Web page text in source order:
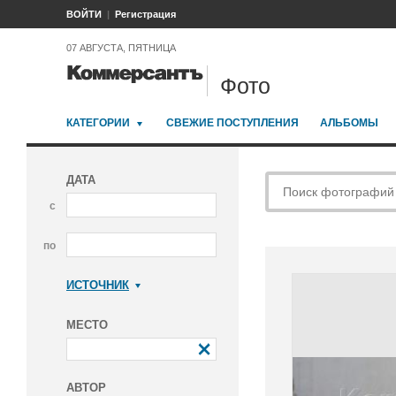
ВОЙТИ Регистрация
07 АВГУСТА, ПЯТНИЦА
Фото
КАТЕГОРИИ СВЕЖИЕ ПОСТУПЛЕНИЯ АЛЬБОМЫ
ДАТА
с
по
ИСТОЧНИК
МЕСТО
АВТОР